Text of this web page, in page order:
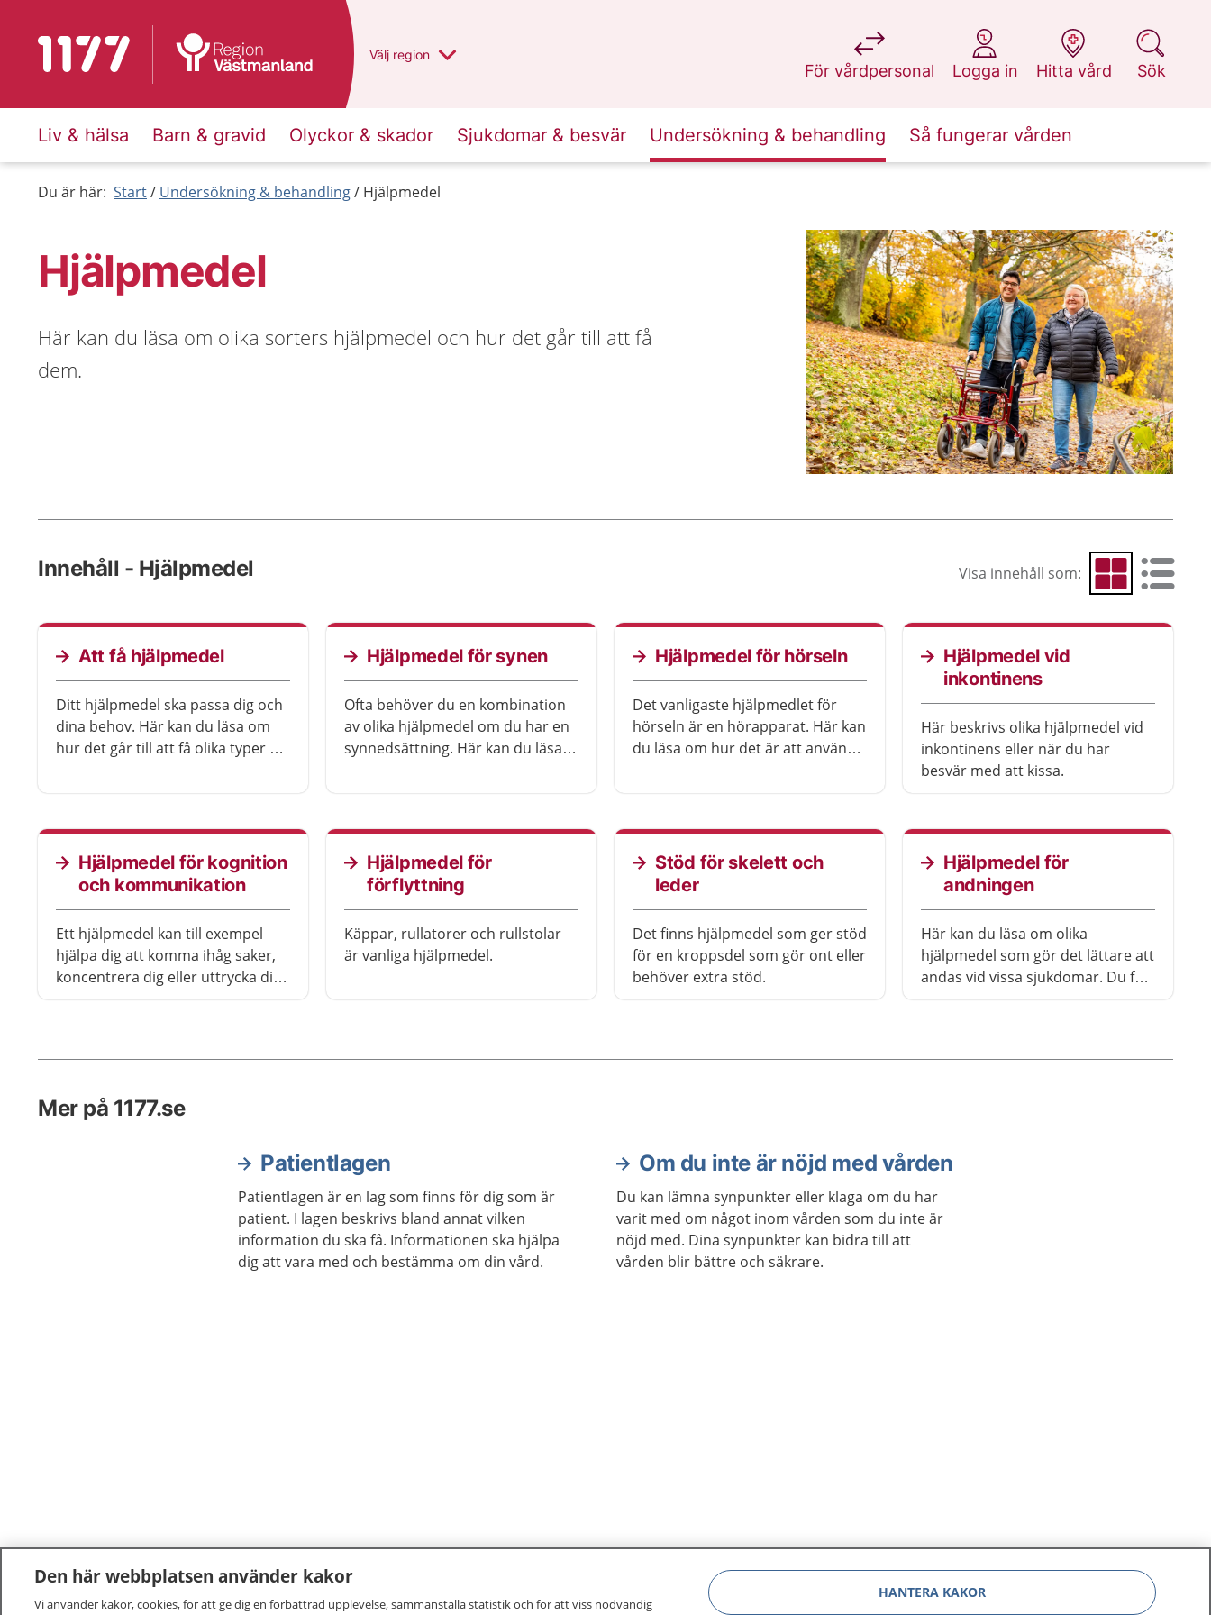
Till startsidan för 1177 Du har valt region
Välj en annan
region
För vårdpersonal
på 1177.se
Logga in
på 1177.se
Hitta vård
på 1177.se
Sök
på 1177.se
Liv & hälsa Barn & gravid Olyckor & skador Sjukdomar & besvär Undersökning & behandling Så fungerar vården
Du är här: Start Undersökning & behandling Hjälpmedel
Hjälpmedel
Här kan du läsa om olika sorters hjälpmedel och hur det går till att få
dem.
Innehåll - Hjälpmedel Visa innehåll som: Visa som rutnät
Visa som
Att få hjälpmedel
Ditt hjälpmedel ska passa dig och
dina behov. Här kan du läsa om
hur det går till att få olika typer av
Hjälpmedel för synen
Ofta behöver du en kombination
av olika hjälpmedel om du har en
synnedsättning. Här kan du läsa
Hjälpmedel för hörseln
Det vanligaste hjälpmedlet för
hörseln är en hörapparat. Här kan
du läsa om hur det är att använda
Hjälpmedel vid
inkontinens
Här beskrivs olika hjälpmedel vid
inkontinens eller när du har
besvär med att kissa.
Hjälpmedel för kognition
och kommunikation
Ett hjälpmedel kan till exempel
hjälpa dig att komma ihåg saker,
koncentrera dig eller uttrycka dig.
hörsel.
Hjälpmedel för
förflyttning
Käppar, rullatorer och rullstolar
är vanliga hjälpmedel.
Stöd för skelett och
leder
Det finns hjälpmedel som ger stöd
för en kroppsdel som gör ont eller
behöver extra stöd.
Hjälpmedel för
andningen
Här kan du läsa om olika
hjälpmedel som gör det lättare att
andas vid vissa sjukdomar. Du får
Mer på 1177.se
Patientlagen
Patientlagen är en lag som finns för dig som är
patient. I lagen beskrivs bland annat vilken
information du ska få. Informationen ska hjälpa
dig att vara med och bestämma om din vård.
Om du inte är nöjd med vården
Du kan lämna synpunkter eller klaga om du har
varit med om något inom vården som du inte är
nöjd med. Dina synpunkter kan bidra till att
vården blir bättre och säkrare.
Den här webbplatsen använder kakor
Vi använder kakor, cookies, för att ge dig en förbättrad upplevelse, sammanställa statistik och för att viss nödvändig
HANTERA KAKOR